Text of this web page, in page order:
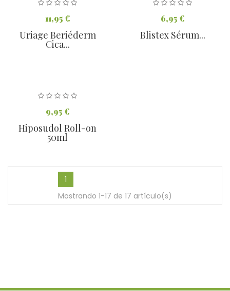
11,95 €
Uriage Beriéderm
Cica...
6,95 €
Blistex Sérum...
9,95 €
Hiposudol Roll-on
50ml
1
Mostrando 1-17 de 17 artículo(s)